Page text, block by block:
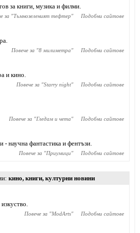
за книги, музика и филми.
за "Тъмнозеленият тефтер" Подобни сайтове
Повече за "8 милиметра" Подобни сайтове
и кино.
Повече за "Starry night" Подобни сайтове
Повече за "Гледам и чета" Подобни сайтове
- научна фантастика и фентъзи.
Повече за "Приумици" Подобни сайтове
кино, книги, културни новини
Повече за "ModArts" Подобни сайтове